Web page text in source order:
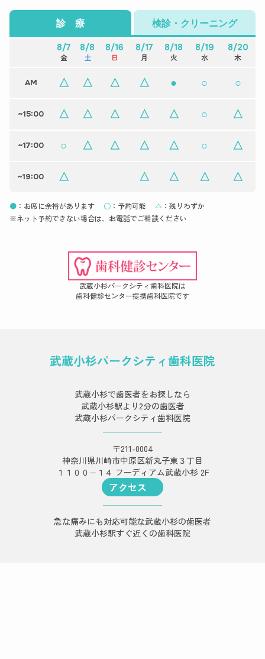
診 療 検診・クリーニング
8/7
金
8/8
土
8/16
日
8/17
月
8/18
火
8/19
水
8/20
木
AM △ △ △ △ ● ○ ○
~15:00 △ △ △ △ △ ○ △
~17:00 ○ △ △ △ △ ○ △
~19:00 △ △ △ △ △
● ：お席に余裕があります ○ ：予約可能 △ ：残りわずか
※ネット予約できない場合は、お電話でご相談ください
武蔵小杉パークシティ歯科医院は
歯科健診センター提携歯科医院です
武蔵小杉パークシティ歯科医院
武蔵小杉で歯医者をお探しなら
武蔵小杉駅より2分の歯医者
武蔵小杉パークシティ歯科医院
〒211-0004
神奈川県川崎市中原区新丸子東３丁目
１１００−１４ フーディアム武蔵小杉 2F
アクセス
急な痛みにも対応可能な武蔵小杉の歯医者
武蔵小杉駅すぐ近くの歯科医院